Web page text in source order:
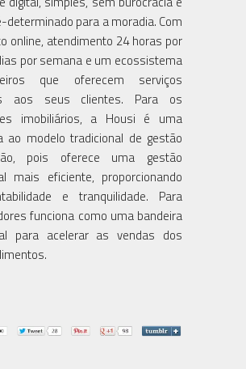
determinado para a moradia. Com
online, atendimento 24 horas por
por semana e um ecossistema
que oferecem serviços
aos seus clientes. Para os
imobiliários, a Housi é uma
ao modelo tradicional de gestão
pois oferece uma gestão
mais eficiente, proporcionando
e tranquilidade. Para
funciona como uma bandeira
para acelerar as vendas dos